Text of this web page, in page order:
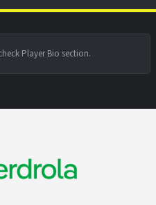
Player Bio section.